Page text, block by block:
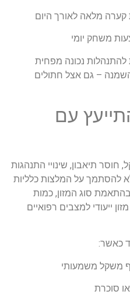
מלאה לאורך היום
משחק יומי
להתנהלות נכונה מפחית
– גם אצל חתולים
עם
תיאבון, שינויי התנהגות
להסתמך על המלצות כלליות
בהתאמת סוג המזון, כמות
ייעודי למצבים רפואיים
כאשר:
משקל משמעותי
סוכרת